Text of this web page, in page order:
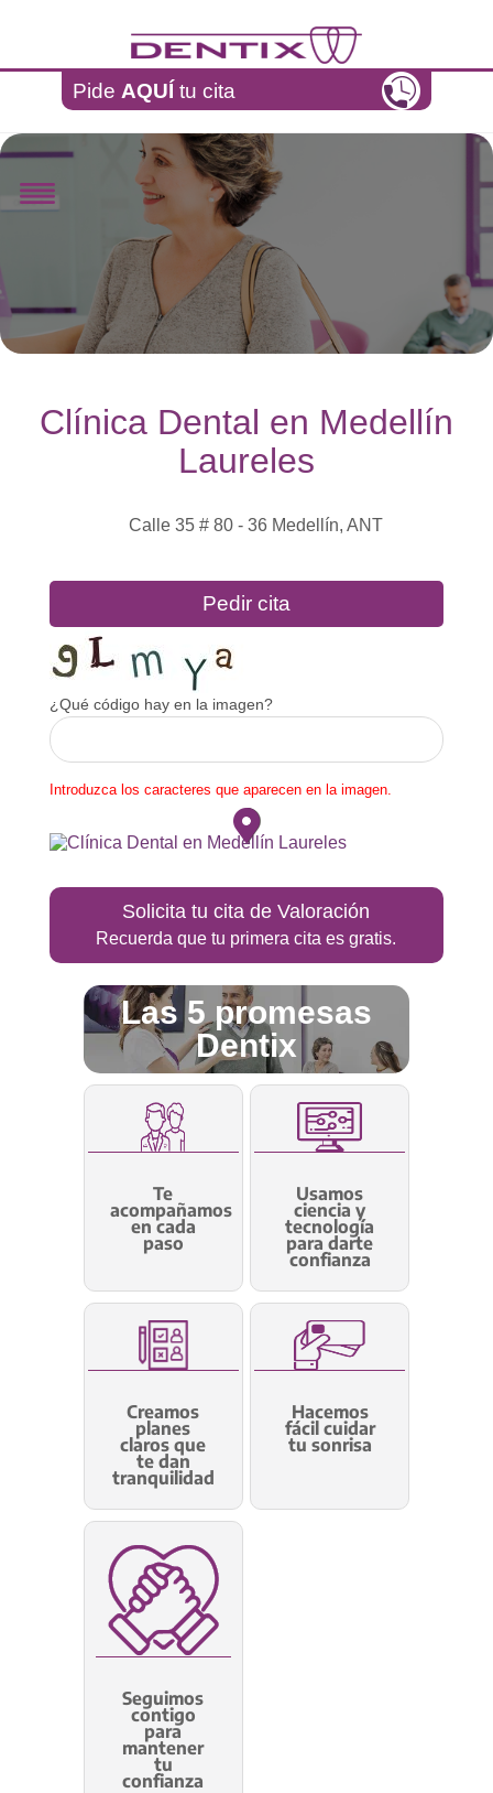
Pide AQUÍ tu cita
Clínica Dental en Medellín
Laureles
Calle 35 # 80 - 36 Medellín,ANT
Pedir cita
¿Qué código hay en la imagen?
Introduzca los caracteres que aparecen en la imagen.
Solicita tu cita de Valoración
Recuerda que tu primera cita es gratis.
Las 5 promesas
Dentix
Te
acompañamos
en cada
paso
Usamos
ciencia y
tecnología
para darte
confianza
Creamos
planes
claros que
te dan
tranquilidad
Hacemos
fácil cuidar
tu sonrisa
Seguimos
contigo
para
mantener
tu
confianza